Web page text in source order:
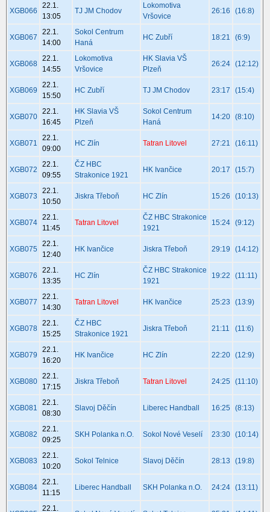
XGB066
22.1.
13:05
TJ JM Chodov
Lokomotiva
Vršovice
26:16 (16:8)
XGB067
22.1.
14:00
Sokol Centrum
Haná
HC Zubří 18:21 (6:9)
XGB068
22.1.
14:55
Lokomotiva
Vršovice
HK Slavia VŠ
Plzeň
26:24 (12:12)
XGB069
22.1.
15:50
HC Zubří TJ JM Chodov 23:17 (15:4)
XGB070
22.1.
16:45
HK Slavia VŠ
Plzeň
Sokol Centrum
Haná
14:20 (8:10)
XGB071
22.1.
09:00
HC Zlín Tatran Litovel 27:21 (16:11)
XGB072
22.1.
09:55
ČZ HBC
Strakonice 1921
HK Ivančice 20:17 (15:7)
XGB073
22.1.
10:50
Jiskra Třeboň HC Zlín 15:26 (10:13)
XGB074
22.1.
11:45
Tatran Litovel
ČZ HBC Strakonice
1921
15:24 (9:12)
XGB075
22.1.
12:40
HK Ivančice Jiskra Třeboň 29:19 (14:12)
XGB076
22.1.
13:35
HC Zlín
ČZ HBC Strakonice
1921
19:22 (11:11)
XGB077
22.1.
14:30
Tatran Litovel HK Ivančice 25:23 (13:9)
XGB078
22.1.
15:25
ČZ HBC
Strakonice 1921
Jiskra Třeboň 21:11 (11:6)
XGB079
22.1.
16:20
HK Ivančice HC Zlín 22:20 (12:9)
XGB080
22.1.
17:15
Jiskra Třeboň Tatran Litovel 24:25 (11:10)
XGB081
22.1.
08:30
Slavoj Děčín Liberec Handball 16:25 (8:13)
XGB082
22.1.
09:25
SKH Polanka n.O. Sokol Nové Veselí 23:30 (10:14)
XGB083
22.1.
10:20
Sokol Telnice Slavoj Děčín 28:13 (19:8)
XGB084
22.1.
11:15
Liberec Handball SKH Polanka n.O. 24:24 (13:11)
22.1.